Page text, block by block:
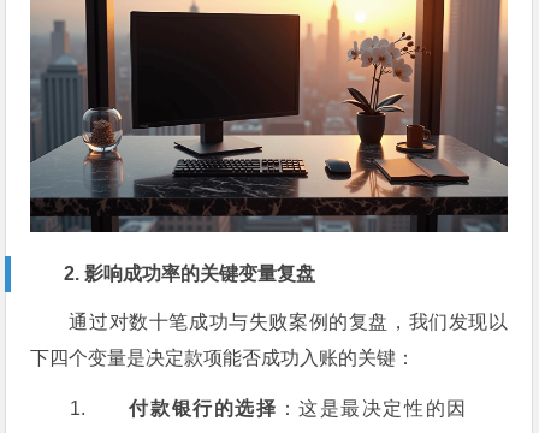
2. 影响成功率的关键变量复盘
通过对数十笔成功与失败案例的复盘，我们发现以
下四个变量是决定款项能否成功入账的关键：
付款银行的选择 ：这是最决定性的因